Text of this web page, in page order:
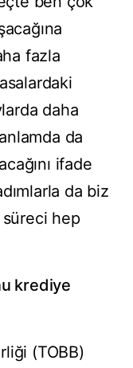
fazla
daha
da
ifade
da biz
hep
krediye
(TOBB)